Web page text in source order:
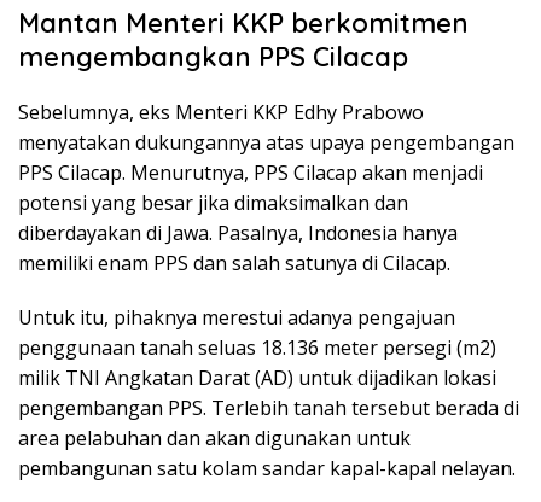
Mantan Menteri KKP berkomitmen
mengembangkan PPS Cilacap
Sebelumnya, eks Menteri KKP Edhy Prabowo
menyatakan dukungannya atas upaya pengembangan
PPS Cilacap. Menurutnya, PPS Cilacap akan menjadi
potensi yang besar jika dimaksimalkan dan
diberdayakan di Jawa. Pasalnya, Indonesia hanya
memiliki enam PPS dan salah satunya di Cilacap.
Untuk itu, pihaknya merestui adanya pengajuan
penggunaan tanah seluas 18.136 meter persegi (m2)
milik TNI Angkatan Darat (AD) untuk dijadikan lokasi
pengembangan PPS. Terlebih tanah tersebut berada di
area pelabuhan dan akan digunakan untuk
pembangunan satu kolam sandar kapal-kapal nelayan.